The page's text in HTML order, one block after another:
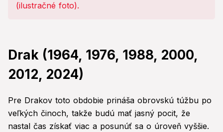
Drak (1964, 1976, 1988, 2000,
2012, 2024)
Pre Drakov toto obdobie prináša obrovskú túžbu po
veľkých činoch, takže budú mať jasný pocit, že
nastal čas získať viac a posunúť sa o úroveň vyššie.